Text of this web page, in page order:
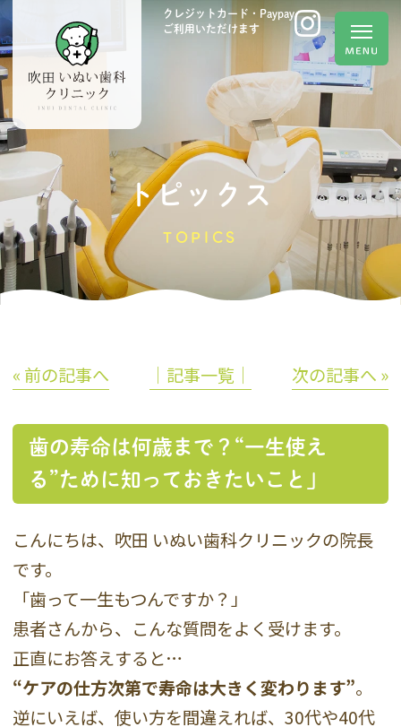
クレジットカード・Paypay
ご利用いただけます
トピックス
TOPICS
« 前の記事へ │記事一覧│ 次の記事へ »
歯の寿命は何歳まで？“一生使え
る”ために知っておきたいこと」
こんにちは、吹田 いぬい歯科クリニックの院長
です。
「歯って一生もつんですか？」
患者さんから、こんな質問をよく受けます。
正直にお答えすると…
“ケアの仕方次第で寿命は大きく変わります”。
逆にいえば、使い方を間違えれば、30代や40代